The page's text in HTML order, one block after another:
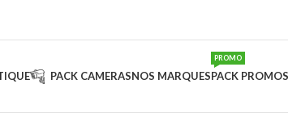
PACK CAMERASNOS MARQUESPACK
PROMO